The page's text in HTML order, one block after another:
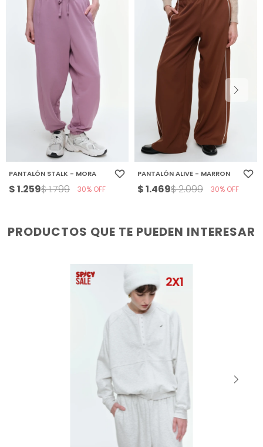
PANTALÓN STALK - MORA
$1.259$1.799 30
PANTALÓN ALIVE - MARRON
$1.469$2.099 30
PRODUCTOS QUE TE PUEDEN INTERESAR